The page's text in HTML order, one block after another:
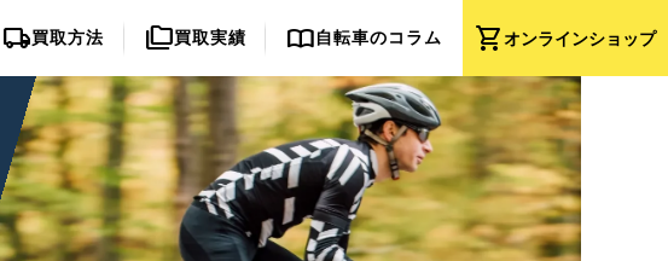
shopping_cartオンラインショップ
local_shipping買取方法 folder_copy買取実績 import_contacts自転車のコラム